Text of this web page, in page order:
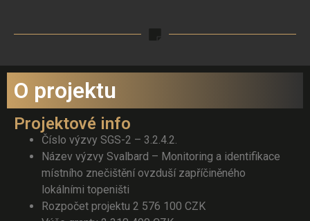
O projektu
Projektové info
Číslo výzvy SGS-2 – 3.2.4.2.
Název výzvy Svalbard – Monitoring a identifikace
místního znečištění ovzduší zapříčiněného
lokálními topeništi
Rozpočet projektu 2 576 100 CZK